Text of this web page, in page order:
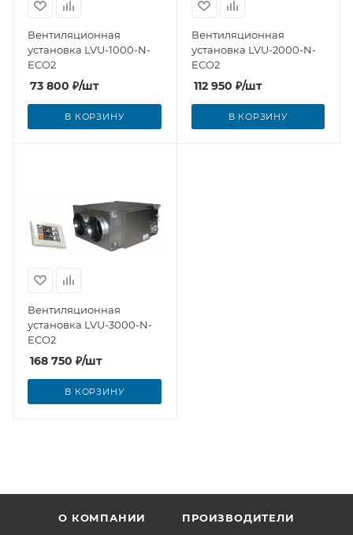
Вентиляционная
установка LVU-1000-N-
ECO2
73 800 ₽/шт
В КОРЗИНУ
Вентиляционная
установка LVU-2000-N-
ECO2
112 950 ₽/шт
В КОРЗИНУ
Вентиляционная
установка LVU-3000-N-
ECO2
168 750 ₽/шт
В КОРЗИНУ
О КОМПАНИИ ПРОИЗВОДИТЕЛИ